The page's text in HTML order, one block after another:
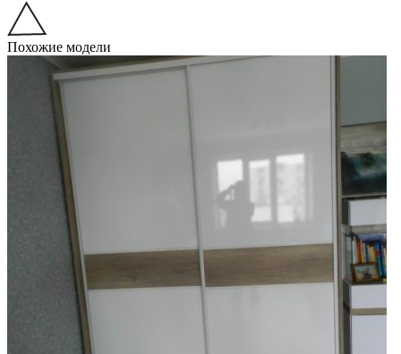
Похожие модели